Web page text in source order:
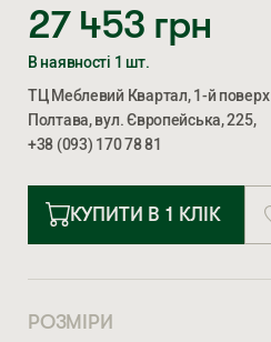
27 453 грн
В наявності 1 шт.
ТЦ Меблевий Квартал, 1-й поверх
Полтава, вул. Європейська, 225,
+38 (093) 170 78 81
КУПИТИ В 1 КЛІК
РОЗМІРИ